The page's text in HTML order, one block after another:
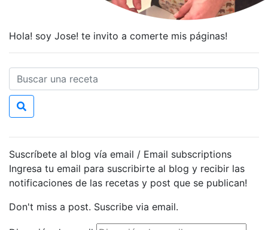
Hola! soy Jose! te invito a comerte mis páginas!
Suscríbete al blog vía email / Email subscriptions
Ingresa tu email para suscribirte al blog y recibir las
notificaciones de las recetas y post que se publican!
Don't miss a post. Suscribe via email.